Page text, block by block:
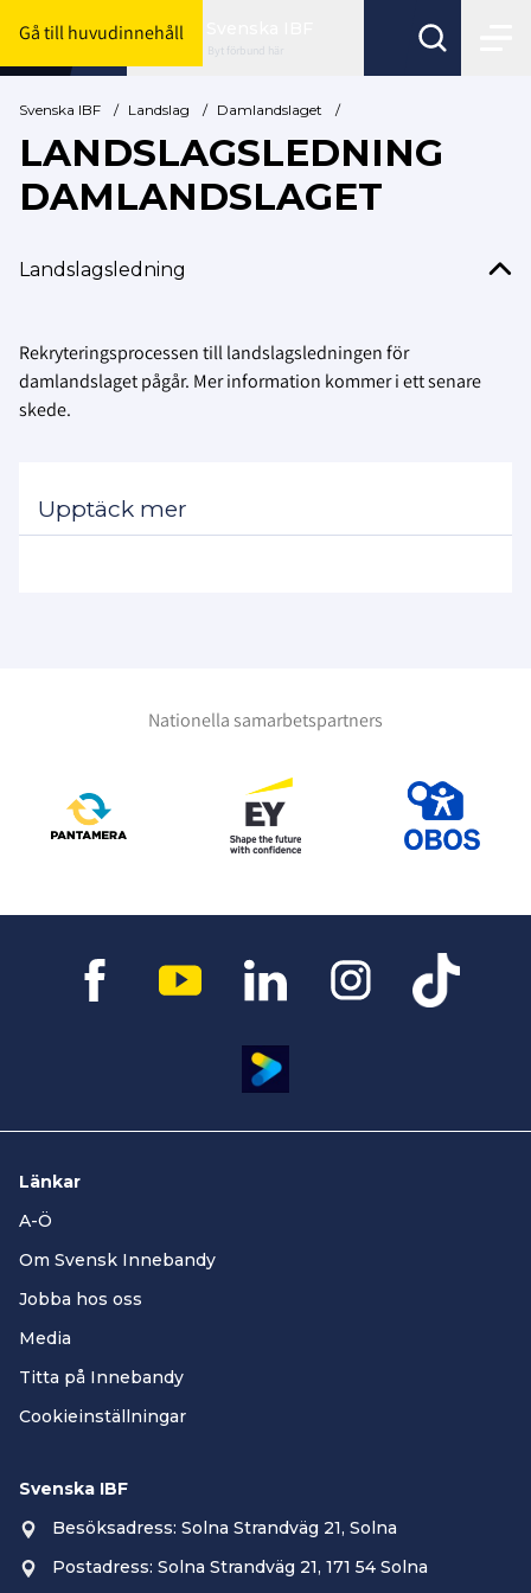
Gå till huvudinnehåll
Byt förbund här
Svenska IBF / Landslag / Damlandslaget /
LANDSLAGSLEDNING
DAMLANDSLAGET
Landslagsledning
Rekryteringsprocessen till landslagsledningen för
damlandslaget pågår. Mer information kommer i ett senare
skede.
Upptäck mer
Nationella samarbetspartners
Länkar
A-Ö
Om Svensk Innebandy
Jobba hos oss
Media
Titta på Innebandy
Cookieinställningar
Svenska IBF
Besöksadress: Solna Strandväg 21, Solna
Postadress: Solna Strandväg 21, 171 54 Solna